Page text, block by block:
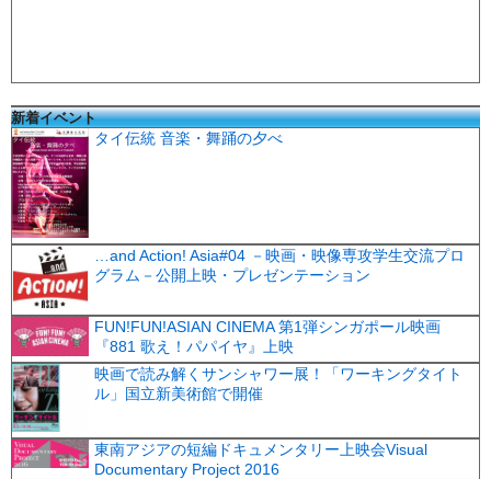
新着イベント
タイ伝統 音楽・舞踊の夕べ
…and Action! Asia#04 －映画・映像専攻学生交流プロ
グラム－公開上映・プレゼンテーション
FUN!FUN!ASIAN CINEMA 第1弾シンガポール映画
『881 歌え！パパイヤ』上映
映画で読み解くサンシャワー展！「ワーキングタイト
ル」国立新美術館で開催
東南アジアの短編ドキュメンタリー上映会Visual
Documentary Project 2016